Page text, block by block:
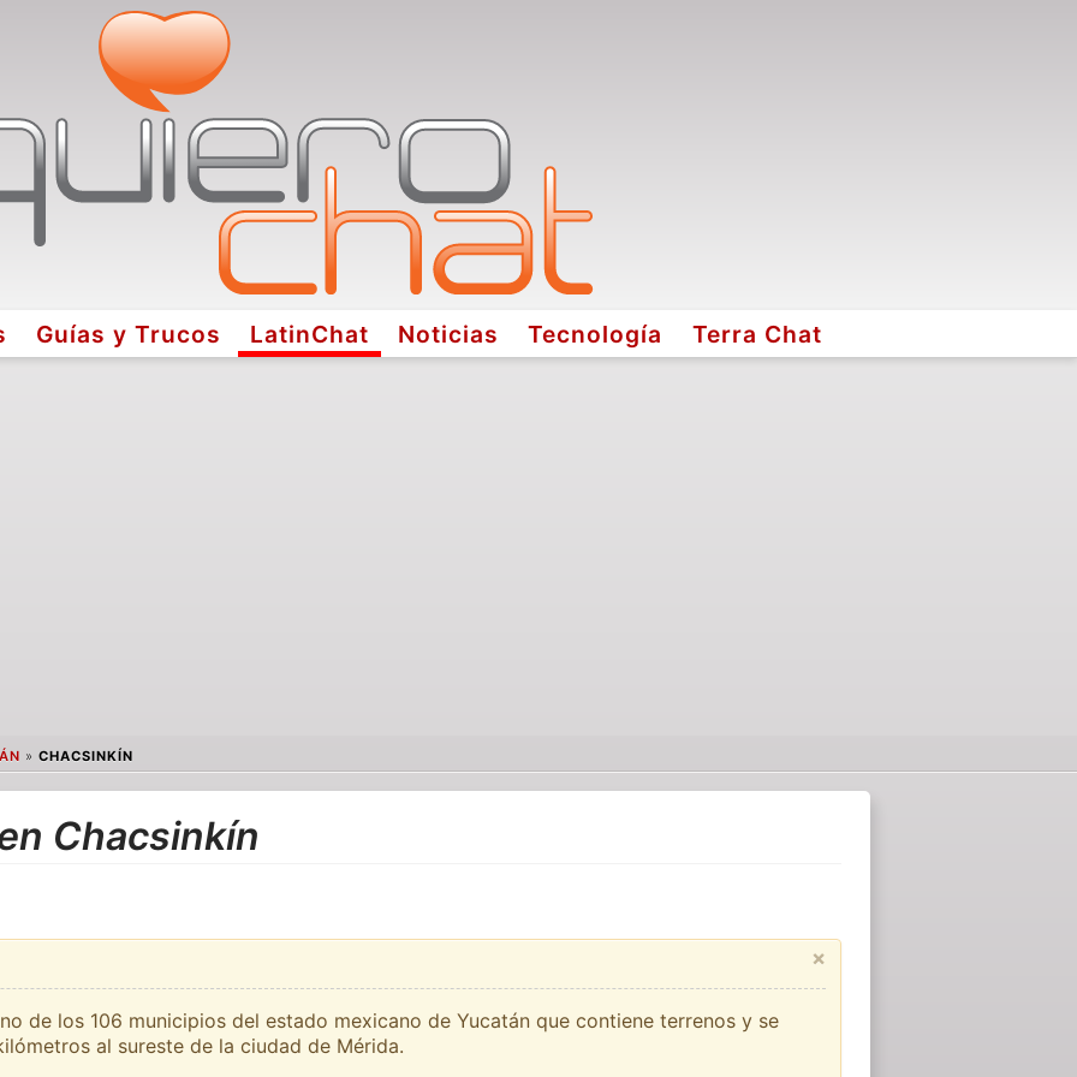
Guías y Trucos LatinChat Noticias Tecnología Terra Chat
» CHACSINKÍN
Chacsinkín
×
de los 106 municipios del estado mexicano de Yucatán que contiene terrenos y se
al sureste de la ciudad de Mérida.